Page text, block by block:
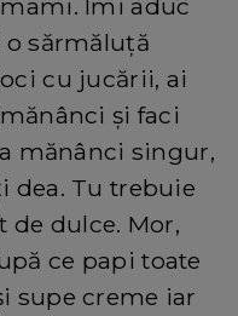
Îmi aduc
sărmăluță
cu jucării, ai
și faci
mănânci singur,
dea. Tu trebuie
de dulce. Mor,
ce papi toate
supe creme iar